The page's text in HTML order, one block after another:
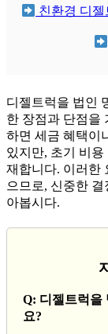
친환경 디
디젤트럭을 법인
한 장점과 단점을
하면 세금 혜택이
있지만, 초기 비
재합니다. 이러한
으므로, 신중한
아봅시다.
Q: 디젤트럭을
요?